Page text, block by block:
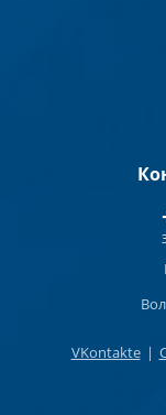
VKontakte |